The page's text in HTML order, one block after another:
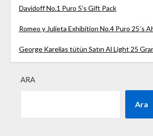
Davidoff No.1 Puro 5’s Gift Pack
Romeo y Julieta Exhibition No.4 Puro 25´s
George Karelias tütün Satın Al Light 25
ARA
Ara